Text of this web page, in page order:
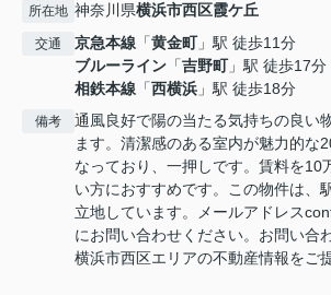
所在地 神奈川県横浜市西区霞ケ丘
交通 京急本線 「黄金町」駅 徒歩11分
ブルーライン 「吉野町」駅 徒歩17分
相鉄本線 「西横浜 」駅 徒歩18分
備考
通風良好で陽の当たる気持ちの良い
ます。清潔感のある室内が魅力的な
なっており、一押しです。賃料を10
い方におすすめです。この物件は、
立地しています。メールアドレス
にお問い合わせください。お問い合
横浜市西区エリアの不動産情報をご